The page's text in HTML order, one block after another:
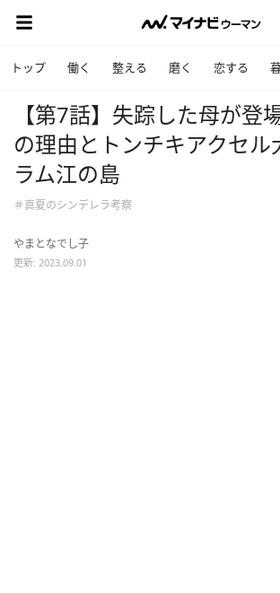
トップ 働く 整える 磨く 恋する
【第7話】失踪した母が
の理由とトンチキアクセル
ラム江の島
＃真夏のシンデレラ考察
やまとなでし子
更新: 2023.09.01